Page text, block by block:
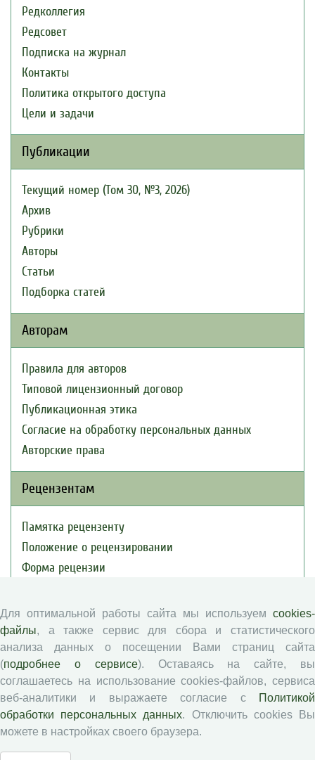
Редколлегия
Редсовет
Подписка на журнал
Контакты
Политика открытого доступа
Цели и задачи
Публикации
Текущий номер (Том 30, №3, 2026)
Архив
Рубрики
Авторы
Статьи
Подборка статей
Авторам
Правила для авторов
Типовой лицензионный договор
Публикационная этика
Согласие на обработку персональных данных
Авторские права
Рецензентам
Памятка рецензенту
Положение о рецензировании
Форма рецензии
Журналы ВолНЦ РАН
Экономические и социальные перемены
Проблемы развития территории
Вопросы территориального развития
Социальное пространство
Юный экономист
АгроЗооТехника
Для оптимальной работы сайта мы используем cookies-
файлы, а также сервис для сбора и статистического
анализа данных о посещении Вами страниц сайта
(подробнее о сервисе). Оставаясь на сайте, вы
соглашаетесь на использование cookies-файлов, сервиса
веб-аналитики и выражаете согласие с
Политикой
обработки персональных данных. Отключить cookies Вы
можете в настройках своего браузера.